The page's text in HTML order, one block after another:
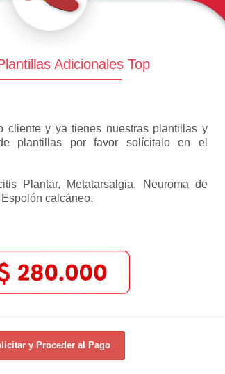
Adicionales Top
cliente y ya tienes nuestras plantillas y
plantillas por favor solícitalo en el
Plantar, Metatarsalgia, Neuroma de
calcáneo.
y Proceder al Pago